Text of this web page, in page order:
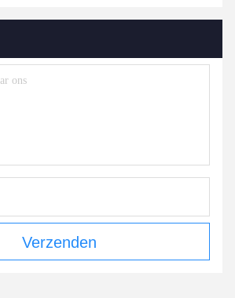
Verzenden